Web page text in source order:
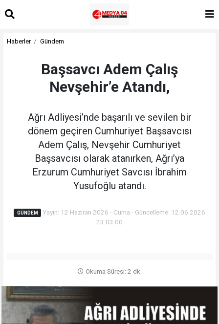
Haberler Gündem
Başsavcı Adem Çalış
Nevşehir’e Atandı,
Ağrı Adliyesi’nde başarılı ve sevilen bir
dönem geçiren Cumhuriyet Başsavcısı
Adem Çalış, Nevşehir Cumhuriyet
Başsavcısı olarak atanırken, Ağrı’ya
Erzurum Cumhuriyet Savcısı İbrahim
Yusufoğlu atandı.
GÜNDEM
Yayın: 12 Haziran 2026 - Cuma - Güncelleme: 12.06.2026
23:03:00
Okuma Süresi: 2 dk.